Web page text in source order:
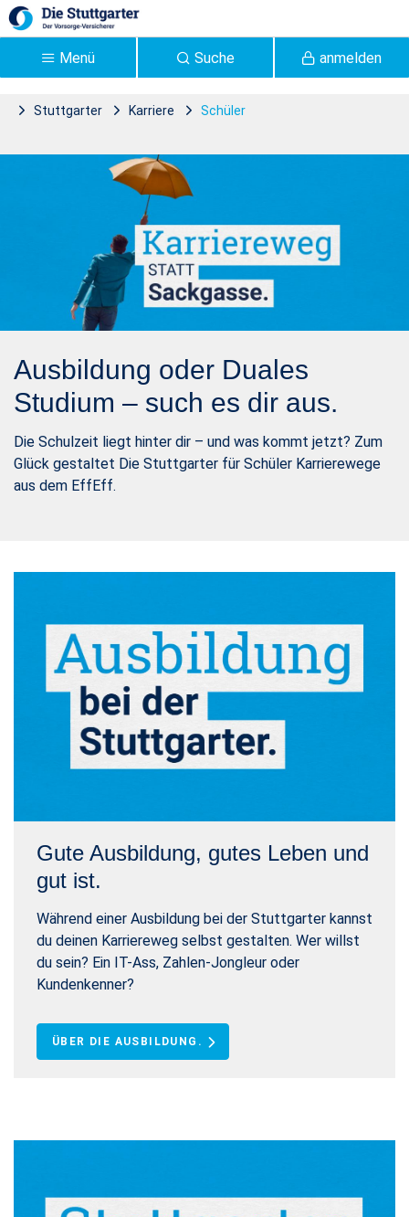
Zum Hauptinhalt springen
anmelden
Suche
Menü
Stuttgarter Karriere Schüler
Stuttgarter
Lebensversicherung -
Stuttgarter
Ausbildung oder Duales
Studium – such es dir aus.
Die Schulzeit liegt hinter dir – und was kommt jetzt? Zum
Glück gestaltet Die Stuttgarter für Schüler Karrierewege
aus dem EffEff.
Gute Ausbildung, gutes Leben und
gut ist.
Während einer Ausbildung bei der Stuttgarter kannst
du deinen Karriereweg selbst gestalten. Wer willst
du sein? Ein IT-Ass, Zahlen-Jongleur oder
Kundenkenner?
ÜBER DIE AUSBILDUNG.